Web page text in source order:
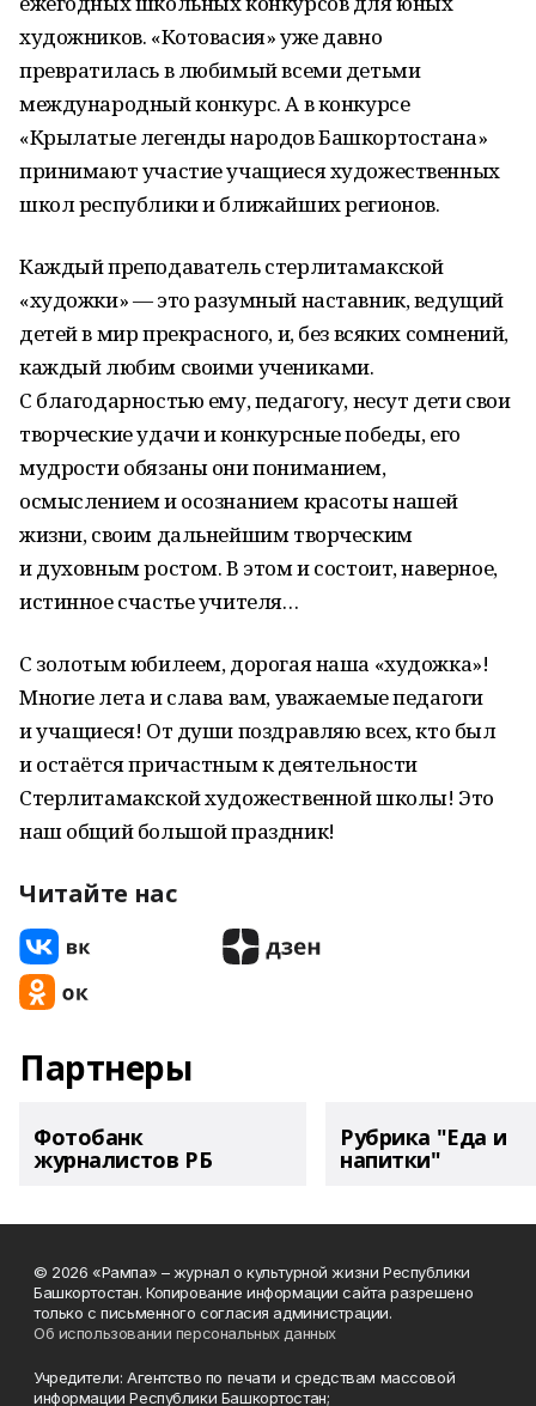
художников. «Котовасия» уже давно
превратилась в любимый всеми детьми
международный конкурс. А в конкурсе
«Крылатые легенды народов Башкортостана»
принимают участие учащиеся художественных
школ республики и ближайших регионов.
Каждый преподаватель стерлитамакской
«художки» — это разумный наставник, ведущий
детей в мир прекрасного, и, без всяких сомнений,
каждый любим своими учениками.
С благодарностью ему, педагогу, несут дети свои
творческие удачи и конкурсные победы, его
мудрости обязаны они пониманием,
осмыслением и осознанием красоты нашей
жизни, своим дальнейшим творческим
и духовным ростом. В этом и состоит, наверное,
истинное счастье учителя…
С золотым юбилеем, дорогая наша «художка»!
Многие лета и слава вам, уважаемые педагоги
и учащиеся! От души поздравляю всех, кто был
и остаётся причастным к деятельности
Стерлитамакской художественной школы! Это
наш общий большой праздник!
Читайте нас
Партнеры
Фотобанк
журналистов РБ
Рубрика "Еда и
напитки"
© 2026 «Рампа» – журнал о культурной жизни Республики
Башкортостан. Копирование информации сайта разрешено
только с письменного согласия администрации.
Об использовании персональных данных
Учредители: Агентство по печати и средствам массовой
информации Республики Башкортостан;